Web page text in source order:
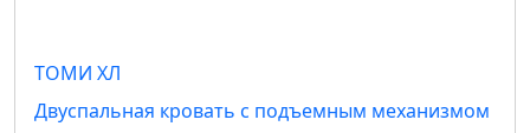
ТОМИ ХЛ
Двуспальная кровать с подъемным механизмом